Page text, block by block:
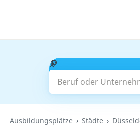
Beruf oder
Suchen
Ausbildungsplätze Städte